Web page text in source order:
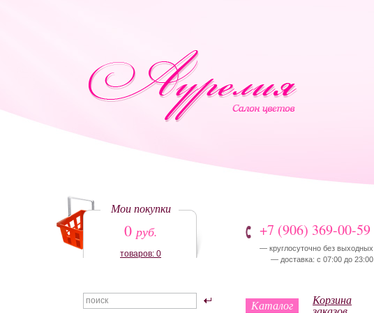
Мои покупки
0 руб.
товаров: 0
+7 (906) 369-00-59
— круглосуточно без выходных
— доставка: с 07:00 до 23:00
Каталог Корзина